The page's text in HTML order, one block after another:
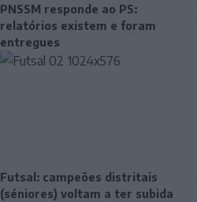
PNSSM responde ao PS:
relatórios existem e foram
entregues
Futsal: campeões distritais
(séniores) voltam a ter subida